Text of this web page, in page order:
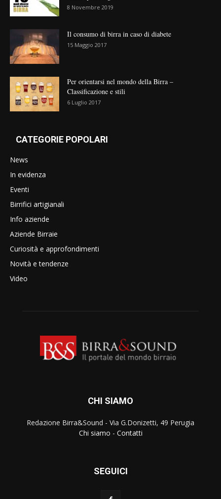
8 Novembre 2019
Il consumo di birra in caso di diabete
15 Maggio 2017
Per orientarsi nel mondo della Birra –
Classificazione e stili
6 Luglio 2017
CATEGORIE POPOLARI
News
In evidenza
Eventi
Birrifici artigianali
Info aziende
Aziende Birraie
Curiosità e approfondimenti
Novità e tendenze
Video
CHI SIAMO
Redazione Birra&Sound - Via G.Donizetti, 49 Perugia
Chi siamo - Contatti
SEGUICI